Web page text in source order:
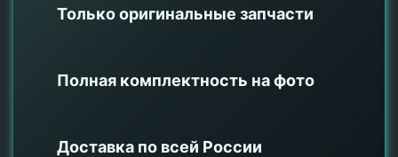
Только оригинальные запчасти
Полная комплектность на фото
Доставка по всей России